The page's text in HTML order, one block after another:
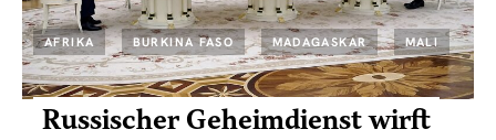
AFRIKA BURKINA FASO MADAGASKAR MALI
Russischer Geheimdienst wirft